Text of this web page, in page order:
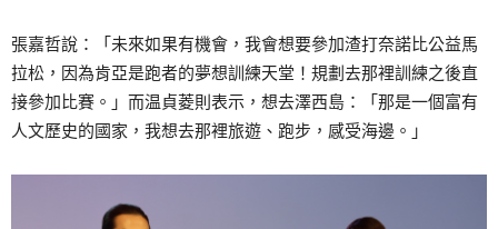
張嘉哲說：「未來如果有機會，我會想要參加渣打奈諾比公益馬
拉松，因為肯亞是跑者的夢想訓練天堂！規劃去那裡訓練之後直
接參加比賽。」而温貞菱則表示，想去澤西島：「那是一個富有
人文歷史的國家，我想去那裡旅遊、跑步，感受海邊。」